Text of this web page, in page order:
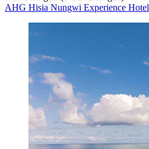
AHG Hisia Nungwi Experience Hotel